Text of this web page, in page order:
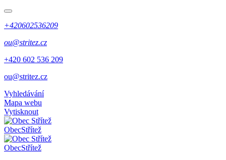
+420602536209
ou@stritez.cz
+420 602 536 209
ou@stritez.cz
Vyhledávání
Mapa webu
Vytisknout
ObecStřítež
ObecStřítež